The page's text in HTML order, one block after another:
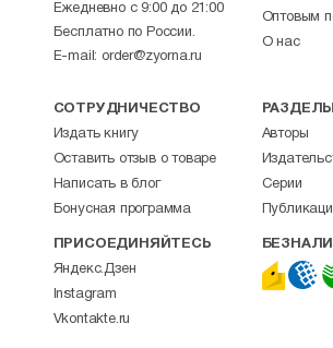
Ежедневно с 9:00 до 21:00
Бесплатно по России.
E-mail: order@zyorna.ru
Оптовым
О нас
СОТРУДНИЧЕСТВО
Издать книгу
Оставить отзыв о товаре
Написать в блог
Бонусная программа
РАЗДЕЛЫ
Авторы
Серии
ПРИСОЕДИНЯЙТЕСЬ
Яндекс.Дзен
Instagram
Vkontakte.ru